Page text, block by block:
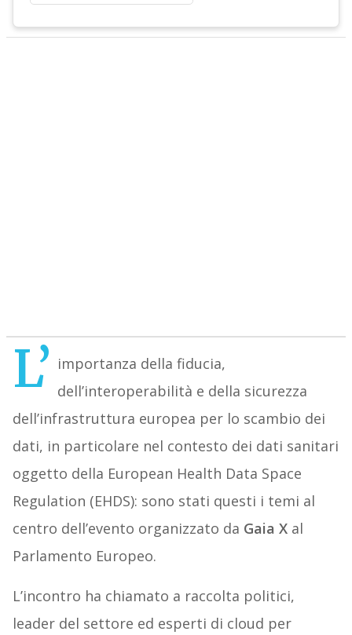
L’ importanza della fiducia,
dell’interoperabilità e della sicurezza
dell’infrastruttura europea per lo scambio dei
dati, in particolare nel contesto dei dati sanitari
oggetto della European Health Data Space
Regulation (EHDS): sono stati questi i temi al
centro dell’evento organizzato da Gaia Xal
Parlamento Europeo.
L’incontro ha chiamato a raccolta politici,
leader del settore ed esperti di cloud per